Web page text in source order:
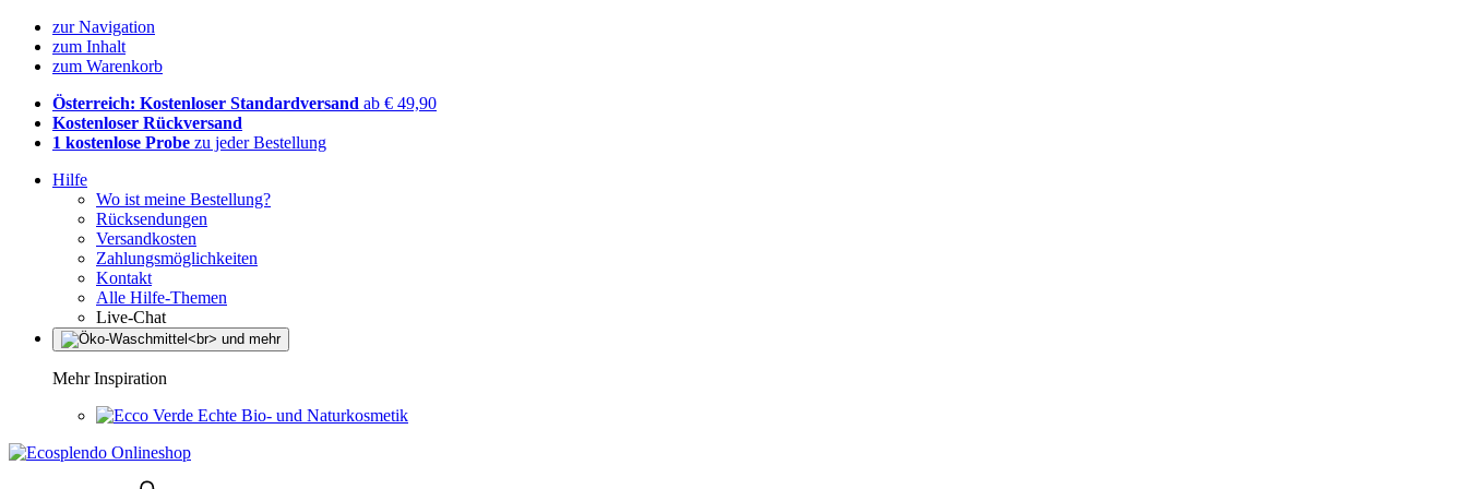
zur Navigation
zum Inhalt
zum Warenkorb
Österreich: Kostenloser Standardversand ab € 49,90
Kostenloser Rückversand
1 kostenlose Probe zu jeder Bestellung
Hilfe
Wo ist meine Bestellung?
Rücksendungen
Versandkosten
Zahlungsmöglichkeiten
Kontakt
Alle Hilfe-Themen
Live-Chat
Mehr Inspiration
Echte Bio- und Naturkosmetik